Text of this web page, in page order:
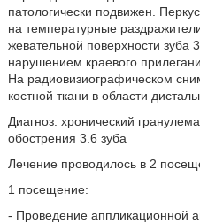
патологически подвижен.
на температурные
жевательной поверхности зуба
нарушением краевого
На радиовизиографическом
костной ткани в области
Диагноз: хронический
обострения 3.6 зуба
Лечение проводилось в 2
1 посещение:
- Проведение аппликационной